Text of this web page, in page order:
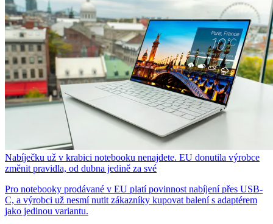
Nabíječku už v krabici notebooku nenajdete. EU donutila výrobce
změnit pravidla, od dubna jedině za své
Pro notebooky prodávané v EU platí povinnost nabíjení přes USB-
C, a výrobci už nesmí nutit zákazníky kupovat balení s adaptérem
jako jedinou variantu.